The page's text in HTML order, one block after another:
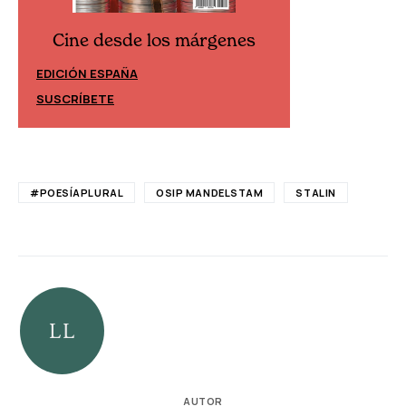
Cine desde los márgenes
EDICIÓN ESPAÑA
SUSCRÍBETE
#POESÍAPLURAL OSIP MANDELSTAM STALIN
AUTOR